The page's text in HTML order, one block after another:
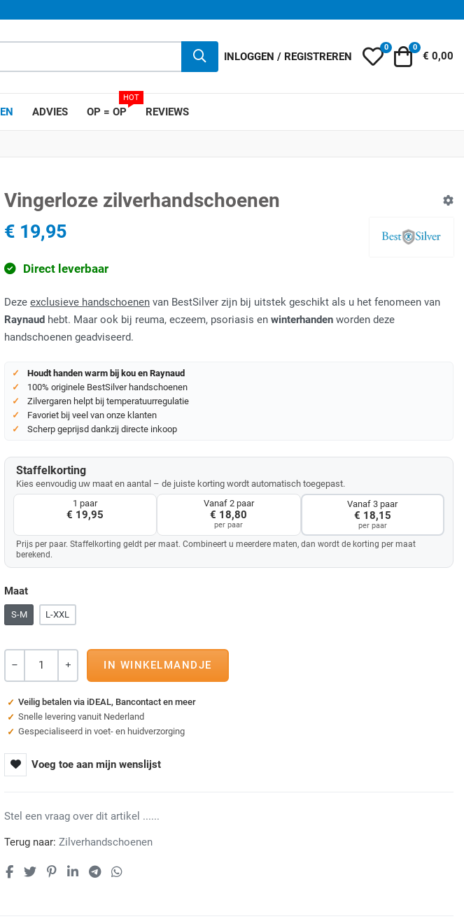
INLOGGEN / REGISTREREN Mijn wensenlijst
0 0
€ 0,00
ADVIES OP = OP
HOT
REVIEWS
Vingerloze zilverhandschoenen
€ 19,95
Direct leverbaar
Deze exclusieve handschoenen van BestSilver zijn bij uitstek geschikt als u het fenomeen van
Raynaud hebt. Maar ook bij reuma, eczeem, psoriasis en winterhanden worden deze
handschoenen geadviseerd.
Houdt handen warm bij kou en Raynaud
100% originele BestSilver handschoenen
Zilvergaren helpt bij temperatuurregulatie
Favoriet bij veel van onze klanten
Scherp geprijsd dankzij directe inkoop
Staffelkorting
Kies eenvoudig uw maat en aantal – de juiste korting wordt automatisch toegepast.
1 paar
€ 19,95
Vanaf 2 paar
€ 18,80
per paar
Vanaf 3 paar
€ 18,15
per paar
Prijs per paar. Staffelkorting geldt per maat. Combineert u meerdere maten, dan wordt de korting per maat
berekend.
Maat
S-M L-XXL
Veilig betalen via iDEAL, Bancontact en meer
Snelle levering vanuit Nederland
Gespecialiseerd in voet- en huidverzorging
Voeg toe aan mijn wenslijst
Stel een vraag over dit artikel ......
Terug naar: Zilverhandschoenen